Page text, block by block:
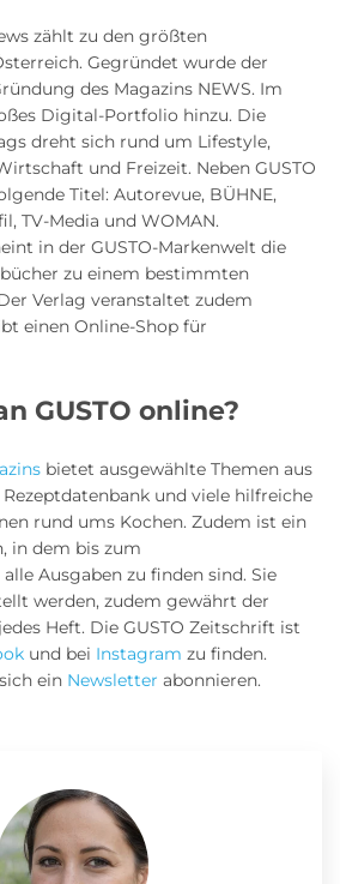
zählt zu den größten
Gegründet wurde der
des Magazins NEWS. Im
Digital-Portfolio hinzu. Die
dreht sich rund um Lifestyle,
und Freizeit. Neben GUSTO
Titel: Autorevue, BÜHNE,
TV-Media und WOMAN.
in der GUSTO-Markenwelt die
zu einem bestimmten
Verlag veranstaltet zudem
einen Online-Shop für
GUSTO online?
bietet ausgewählte Themen aus
und viele hilfreiche
rund ums Kochen. Zudem ist ein
in dem bis zum
Ausgaben zu finden sind. Sie
werden, zudem gewährt der
Heft. Die GUSTO Zeitschrift ist
und bei Instagram zu finden.
ein Newsletter abonnieren.